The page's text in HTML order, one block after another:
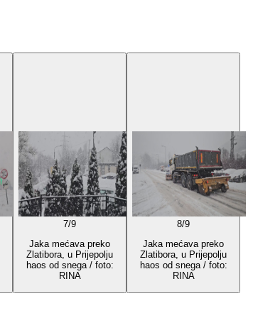
7/9
Jaka mećava preko
Zlatibora, u Prijepolju
haos od snega / foto:
RINA
8/9
Jaka mećava preko
Zlatibora, u Prijepolju
haos od snega / foto:
RINA